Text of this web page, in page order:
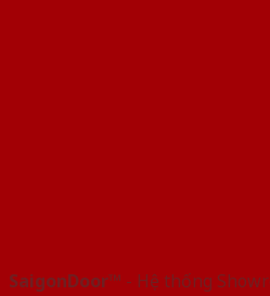
SaigonDoor™ - Hệ thống